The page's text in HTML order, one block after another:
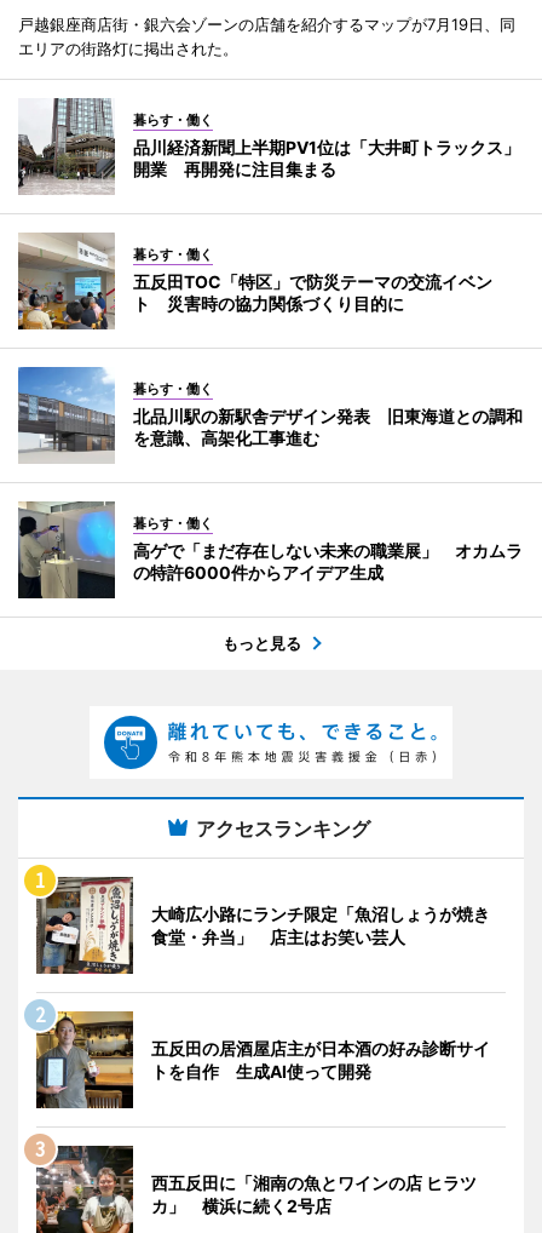
戸越銀座商店街・銀六会ゾーンの店舗を紹介するマップが7月19日、同
エリアの街路灯に掲出された。
暮らす・働く
品川経済新聞上半期PV1位は「大井町トラックス」
開業 再開発に注目集まる
暮らす・働く
五反田TOC「特区」で防災テーマの交流イベン
ト 災害時の協力関係づくり目的に
暮らす・働く
北品川駅の新駅舎デザイン発表 旧東海道との調和
を意識、高架化工事進む
暮らす・働く
高ゲで「まだ存在しない未来の職業展」 オカムラ
の特許6000件からアイデア生成
もっと見る
アクセスランキング
大崎広小路にランチ限定「魚沼しょうが焼き
食堂・弁当」 店主はお笑い芸人
五反田の居酒屋店主が日本酒の好み診断サイ
トを自作 生成AI使って開発
西五反田に「湘南の魚とワインの店 ヒラツ
カ」 横浜に続く2号店